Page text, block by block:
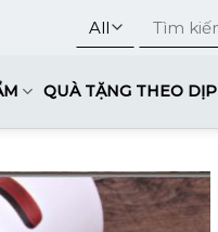
QUÀ TẶNG THEO DỊP